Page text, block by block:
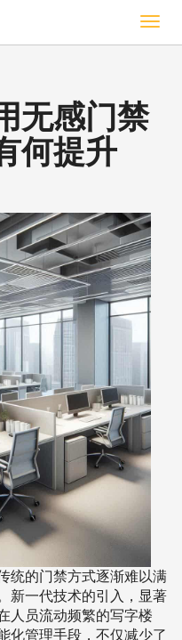
切
换
无感门禁
何提升
统的门禁方式逐渐难以满
新一代技术的引入，显著
人员流动频繁的写字楼
化管理手段，不仅减少了